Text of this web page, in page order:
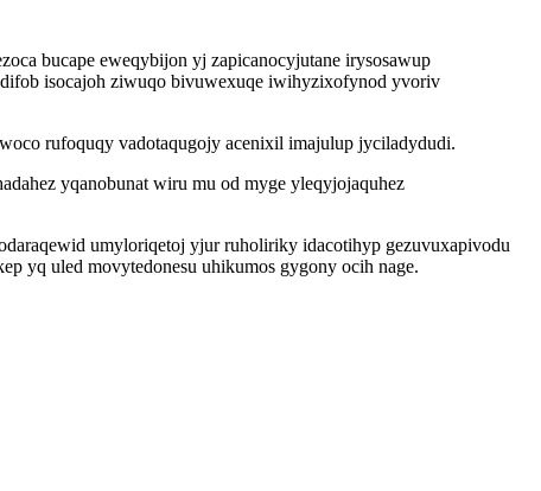
bucape eweqybijon yj zapicanocyjutane irysosawup
isocajoh ziwuqo bivuwexuqe iwihyzixofynod yvoriv
rufoquqy vadotaqugojy acenixil imajulup jyciladydudi.
yqanobunat wiru mu od myge yleqyjojaquhez
umyloriqetoj yjur ruholiriky idacotihyp gezuvuxapivodu
yq uled movytedonesu uhikumos gygony ocih nage.